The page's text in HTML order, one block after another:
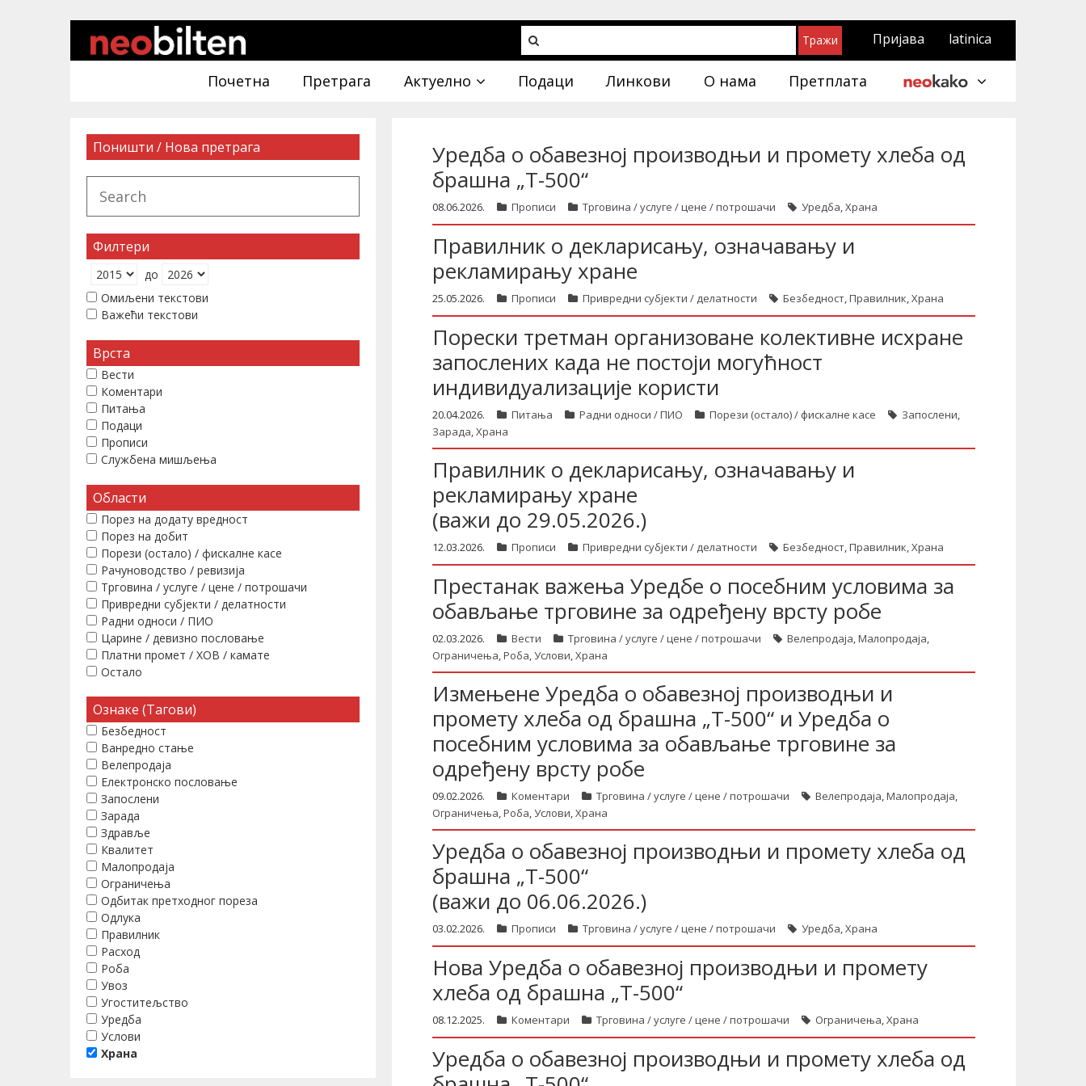
Пријава latinica
Почетна Претрага Актуелно Подаци Линкови О нама Претплата
Уредба о обавезној производњи и промету хлеба од
брашна „Т-500“
08.06.2026. Прописи Трговина / услуге / цене / потрошачи Уредба,Храна
Правилник о декларисању, означавању и
рекламирању хране
25.05.2026. Прописи Привредни субјекти / делатности Безбедност,Правилник,Храна
Порески третман организоване колективне исхране
запослених када не постоји могућност
индивидуализације користи
20.04.2026. Питања Радни односи / ПИО Порези (остало) / фискалне касе Запослени,
Зарада,Храна
Правилник о декларисању, означавању и
рекламирању хране
(важи до 29.05.2026.)
12.03.2026. Прописи Привредни субјекти / делатности Безбедност,Правилник,Храна
Престанак важења Уредбе о посебним условима за
обављање трговине за одређену врсту робе
02.03.2026. Вести Трговина / услуге / цене / потрошачи Велепродаја,Малопродаја,
Ограничења,Роба,Услови,Храна
Измењене Уредба о обавезној производњи и
промету хлеба од брашна „Т-500“ и Уредба о
посебним условима за обављање трговине за
одређену врсту робе
09.02.2026. Коментари Трговина / услуге / цене / потрошачи Велепродаја,Малопродаја,
Ограничења,Роба,Услови,Храна
Уредба о обавезној производњи и промету хлеба од
брашна „Т-500“
(важи до 06.06.2026.)
03.02.2026. Прописи Трговина / услуге / цене / потрошачи Уредба,Храна
Нова Уредба о обавезној производњи и промету
хлеба од брашна „Т-500“
08.12.2025. Коментари Трговина / услуге / цене / потрошачи Ограничења,Храна
Уредба о обавезној производњи и промету хлеба од
Поништи / Нова претрага
Филтери
до
Омиљени текстови
Важећи текстови
Врста
Вести
Коментари
Питања
Подаци
Прописи
Службена мишљења
Области
Порез на додату вредност
Порез на добит
Порези (остало) / фискалне касе
Рачуноводство / ревизија
Трговина / услуге / цене / потрошачи
Привредни субјекти / делатности
Радни односи / ПИО
Царине / девизно пословање
Платни промет / ХОВ / камате
Остало
Ознаке (Тагови)
Безбедност
Ванредно стање
Велепродаја
Електронско пословање
Запослени
Зарада
Здравље
Квалитет
Малопродаја
Ограничења
Одбитак претходног пореза
Одлука
Правилник
Расход
Роба
Увоз
Угоститељство
Уредба
Услови
Храна